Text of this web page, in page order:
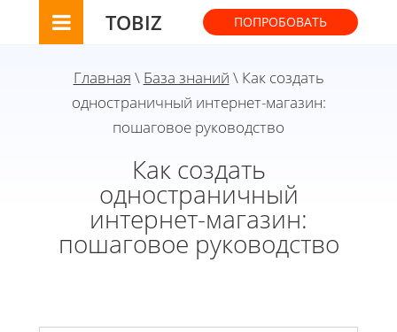
TOBIZ ПОПРОБОВАТЬ
Главная \ База знаний \ Как создать
одностраничный интернет-магазин:
пошаговое руководство
Как создать
одностраничный
интернет-магазин:
пошаговое руководство